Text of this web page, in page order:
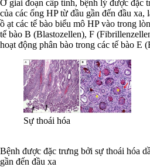
Ở giai đoạn cấp tính, bệnh lý được đặc
của các ống HP từ đầu gần đến đầu xa,
ồ ạt các tế bào biểu mô HP vào trong
tế bào B (Blastozellen), F
hoạt động phân bào trong các tế bào E
Sự thoái hóa
Bệnh được đặc trưng bởi sự thoái hóa
gần đến đầu xa